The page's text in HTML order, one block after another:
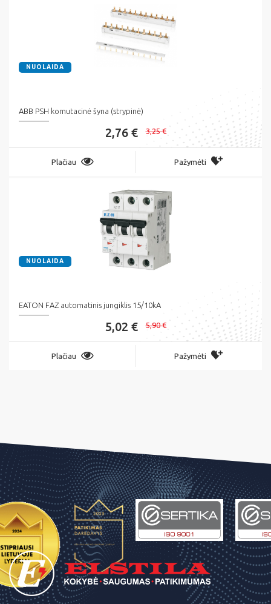
NUOLAIDA
ABB PSH komutacinė šyna (strypinė)
2,76 € 3,25 €
Plačiau Pažymėti
NUOLAIDA
EATON FAZ automatinis jungiklis 15/10kA
5,02 € 5,90 €
Plačiau Pažymėti